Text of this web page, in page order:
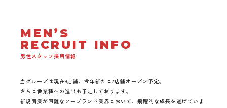
MEN’S
RECRUIT INFO
男性スタッフ採用情報
当グループは現在9店舗、今年新たに2店舗オープン予定。
さらに他業種への進出も予定しております。
新規開業が困難なソープランド業界において、飛躍的な成長を遂げていま